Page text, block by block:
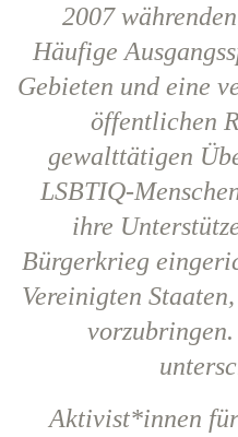
2007
Häufige
Gebieten und eine
öffentlichen
gewalttätigen
LSBTIQ-
ihre
Bürgerkrieg
Vereinigten
Aktivist*innen